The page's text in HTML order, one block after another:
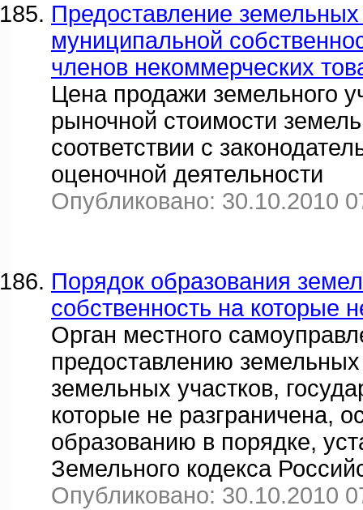
Предоставление
муниципальной
членов некоммерческих
Цена продажи земельного
рыночной стоимости
соответствии с
оценочной деятельности
Опубликовано: 30.10.2010
Порядок образования
собственность на которые
Орган местного
предоставлению
земельных участков,
которые не разграничена,
образованию в порядке,
Земельного кодекса
Опубликовано: 30.10.2010